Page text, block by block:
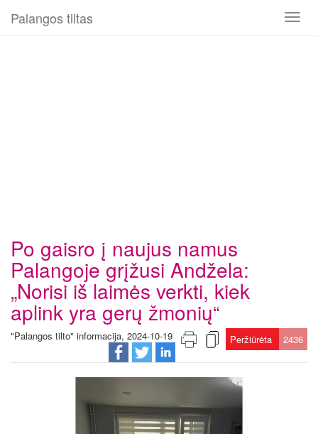
Toggle
Palangos tiltas
Po gaisro į naujus namus
Palangoje grįžusi Andžela:
„Norisi iš laimės verkti, kiek
aplink yra gerų žmonių“
"Palangos tilto" informacija, 2024-10-19 Peržiūrėta 2436